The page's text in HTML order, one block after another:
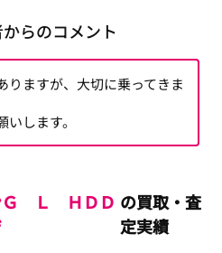
らのコメント
りますが、大切に乗ってきま
いします。
Ｇ Ｌ ＨＤＤ の買取・査
定実績